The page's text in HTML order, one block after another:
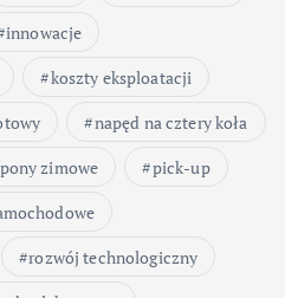
innowacje
koszty eksploatacji
napęd na cztery koła
zimowe
pick-up
rozwój technologiczny